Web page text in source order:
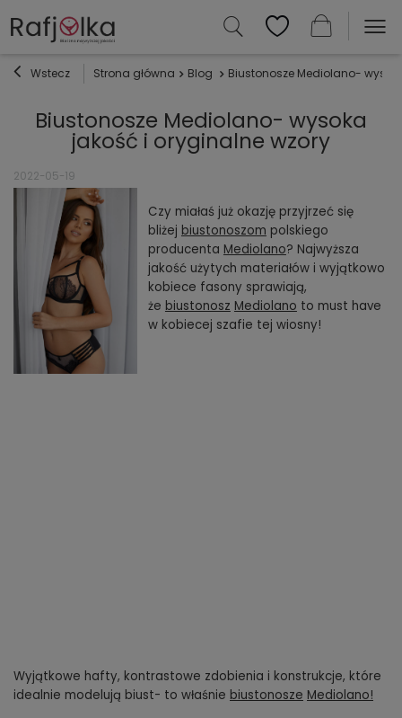
Wstecz Strona główna Blog Biustonosze Mediolano-
Biustonosze Mediolano- wysoka
jakość i oryginalne wzory
2022-05-19
Czy miałaś już okazję przyjrzeć się
bliżej biustonoszom polskiego
producenta Mediolano? Najwyższa
jakość użytych materiałów i wyjątkowo
kobiece fasony sprawiają,
że biustonosz Mediolano to must have
w kobiecej szafie tej wiosny!
Wyjątkowe hafty, kontrastowe zdobienia i konstrukcje, które
idealnie modelują biust- to właśnie biustonosze Mediolano!